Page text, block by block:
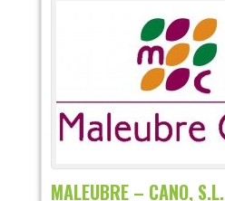
MALEUBRE – CANO, S.L.